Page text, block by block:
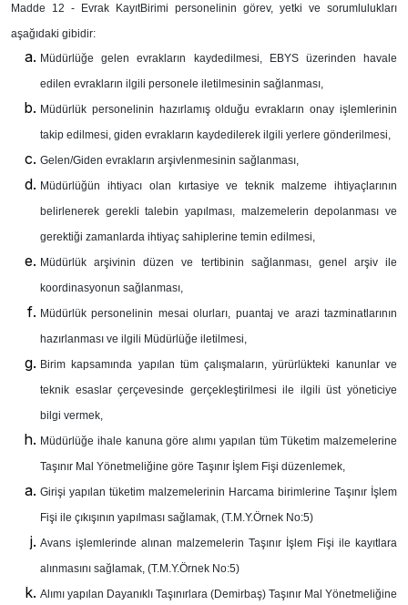
Madde 12 - Evrak KayıtBirimi personelinin görev, yetki ve sorumlulukları
aşağıdaki gibidir:
Müdürlüğe gelen evrakların kaydedilmesi, EBYS üzerinden havale
edilen evrakların ilgili personele iletilmesinin sağlanması,
Müdürlük personelinin hazırlamış olduğu evrakların onay işlemlerinin
takip edilmesi, giden evrakların kaydedilerek ilgili yerlere gönderilmesi,
Gelen/Giden evrakların arşivlenmesinin sağlanması,
Müdürlüğün ihtiyacı olan kırtasiye ve teknik malzeme ihtiyaçlarının
belirlenerek gerekli talebin yapılması, malzemelerin depolanması ve
gerektiği zamanlarda ihtiyaç sahiplerine temin edilmesi,
Müdürlük arşivinin düzen ve tertibinin sağlanması, genel arşiv ile
koordinasyonun sağlanması,
Müdürlük personelinin mesai olurları, puantaj ve arazi tazminatlarının
hazırlanması ve ilgili Müdürlüğe iletilmesi,
Birim kapsamında yapılan tüm çalışmaların, yürürlükteki kanunlar ve
teknik esaslar çerçevesinde gerçekleştirilmesi ile ilgili üst yöneticiye
bilgi vermek,
Müdürlüğe ihale kanuna göre alımı yapılan tüm Tüketim malzemelerine
Taşınır Mal Yönetmeliğine göre Taşınır İşlem Fişi düzenlemek,
Girişi yapılan tüketim malzemelerinin Harcama birimlerine Taşınır İşlem
Fişi ile çıkışının yapılması sağlamak, (T.M.Y.Örnek No:5)
Avans işlemlerinde alınan malzemelerin Taşınır İşlem Fişi ile kayıtlara
alınmasını sağlamak, (T.M.Y.Örnek No:5)
Alımı yapılan Dayanıklı Taşınırlara (Demirbaş) Taşınır Mal Yönetmeliğine